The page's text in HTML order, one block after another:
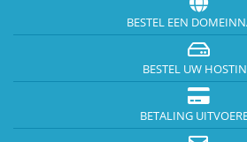
BESTEL EEN
BESTEL UW
BETALING